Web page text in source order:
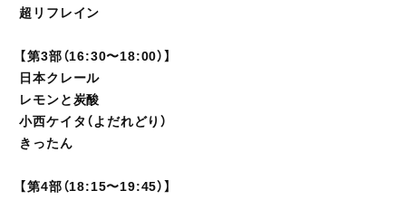
超リフレイン
【第3部（16:30〜18:00）】
日本クレール
レモンと炭酸
小西ケイタ（よだれどり）
きったん
【第4部（18:15〜19:45）】